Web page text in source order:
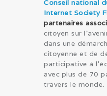
Conseil national
Internet Society
partenaires
citoyen sur
dans une
citoyenne et de
participative à
avec plus de 70
travers le monde.